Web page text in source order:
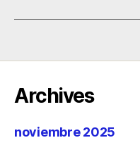
Archives
noviembre 2025